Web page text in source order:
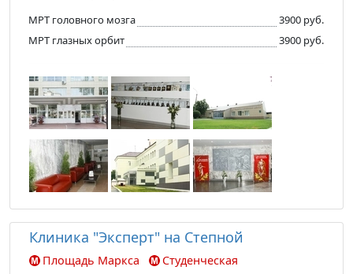
МРТ головного мозга
3900 руб.
МРТ глазных орбит
3900 руб.
Клиника "Эксперт" на Степной
Площадь Маркса
Студенческая